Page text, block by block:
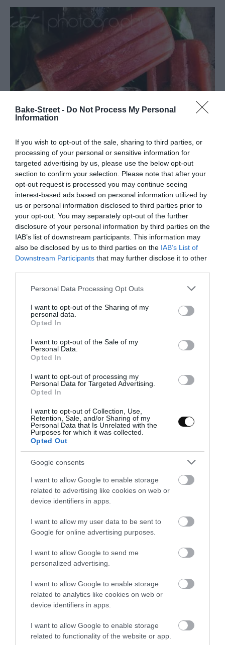
Bake-Street - Do Not Process My Personal
Information
If you wish to opt-out of the sale, sharing to third parties, or
processing of your personal or sensitive information for
targeted advertising by us, please use the below opt-out
section to confirm your selection. Please note that after your
opt-out request is processed you may continue seeing
interest-based ads based on personal information utilized by
us or personal information disclosed to third parties prior to
your opt-out. You may separately opt-out of the further
disclosure of your personal information by third parties on the
IAB’s list of downstream participants. This information may
also be disclosed by us to third parties on the IAB’s List of
Downstream Participants that may further disclose it to other
Please note that this website/app uses one or more Google
not limited to your visit or usage behaviour. You may click to
grant or deny consent to Google and its third-party tags to
use your data for below specified purposes in below Google
consent section.
Personal Data Processing Opt Outs
I want to opt-out of the Sharing of my
personal data.
Opted In
I want to opt-out of the Sale of my
Personal Data.
Opted In
I want to opt-out of processing my
Personal Data for Targeted Advertising.
Opted In
I want to opt-out of Collection, Use,
Retention, Sale, and/or Sharing of my
Personal Data that Is Unrelated with the
Purposes for which it was collected.
Opted Out
Google consents
I want to allow Google to enable storage
related to advertising like cookies on web or
device identifiers in apps.
I want to allow my user data to be sent to
Google for online advertising purposes.
I want to allow Google to send me
personalized advertising.
I want to allow Google to enable storage
related to analytics like cookies on web or
device identifiers in apps.
I want to allow Google to enable storage
related to functionality of the website or app.
Polos de sandia y pepino
Estos polos de sandia y pepino son una manera saludable y
refrescante de afrontar los calores que estamos teniendo. Es que
casi que no apetece tomar otra cosa que sean...
Eva 11 julio, 2016
Helado de plátano y avellana
casa. Primero porque solo salieron cuatro... no debí comprar tan
pocos moldes, es espantoso probar un...